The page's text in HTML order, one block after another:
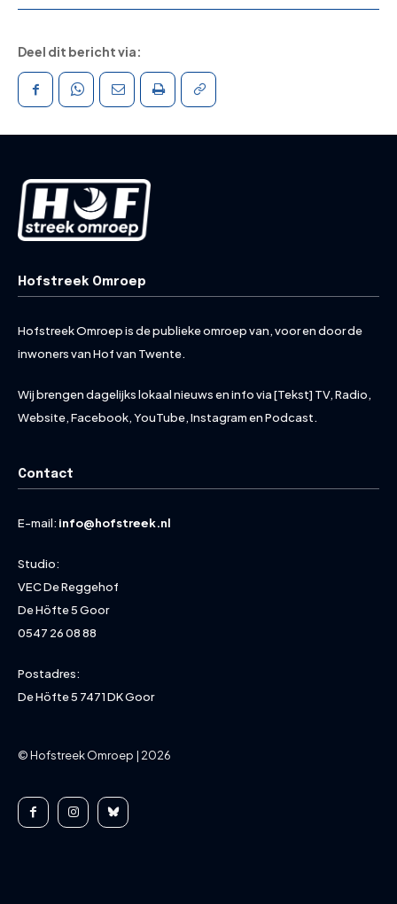
Deel dit bericht via:
Hofstreek Omroep
Hofstreek Omroep is de publieke omroep van, voor en door de
inwoners van Hof van Twente.
Wij brengen dagelijks lokaal nieuws en info via [Tekst] TV, Radio,
Website, Facebook, YouTube, Instagram en Podcast.
Contact
E-mail: info@hofstreek.nl
Studio:
VEC De Reggehof
De Höfte 5 Goor
0547 26 08 88
Postadres:
De Höfte 5 7471 DK Goor
© Hofstreek Omroep | 2026